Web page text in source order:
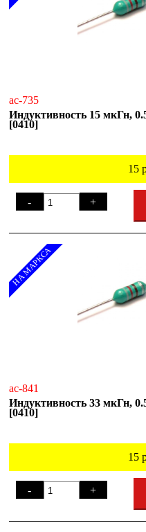
ac-735
Индуктивность 15 мкГн,
[0410]
15
- +
НА МАРКСА
ac-841
Индуктивность 33 мкГн,
[0410]
15
- +